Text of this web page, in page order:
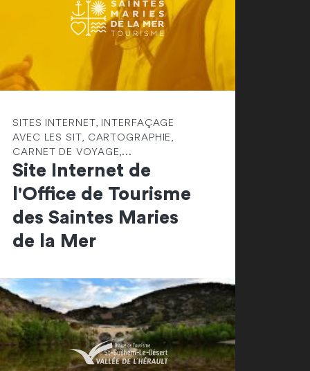
SITES INTERNET, INTERFAÇAGE
AVEC LES SIT, CARTOGRAPHIE,
CARNET DE VOYAGE,...
Site Internet de
l'Office de Tourisme
des Saintes Maries
de la Mer